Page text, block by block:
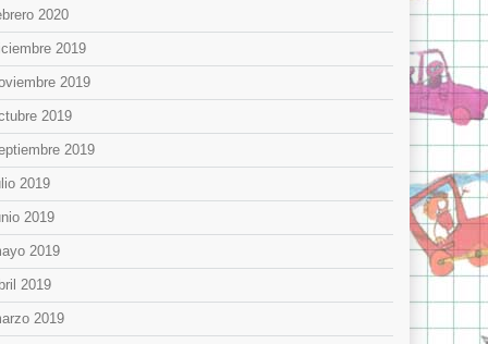
2020
2019
2019
2019
2019
2019
2019
2019
2019
2019